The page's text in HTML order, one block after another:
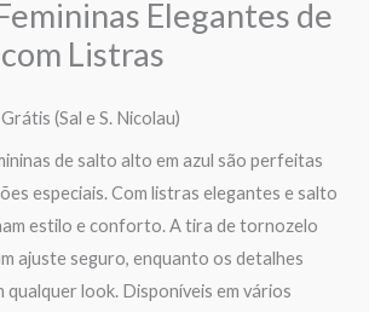
Elegantes de
Listras
(Sal e S. Nicolau)
de salto alto em azul são perfeitas
especiais. Com listras elegantes e salto
estilo e conforto. A tira de tornozelo
ajuste seguro, enquanto os detalhes
qualquer look. Disponíveis em vários